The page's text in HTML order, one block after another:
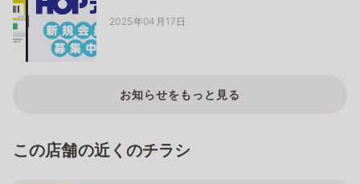
2025年04月17日
お知らせをもっと見る
この店舗の近くのチラシ